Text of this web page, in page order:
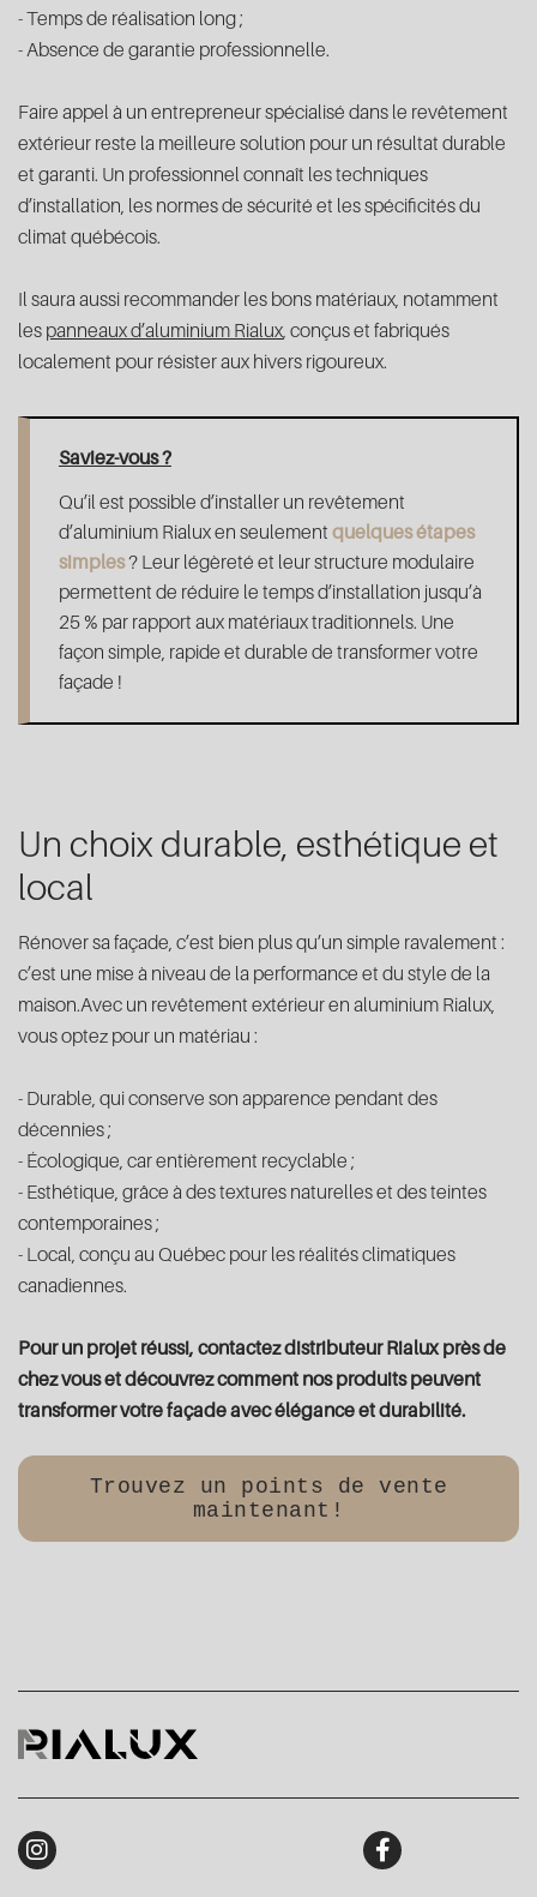
- Temps de réalisation long ;
- Absence de garantie professionnelle.
Faire appel à un entrepreneur spécialisé dans le revêtement
extérieur reste la meilleure solution pour un résultat durable
et garanti. Un professionnel connaît les techniques
d’installation, les normes de sécurité et les spécificités du
climat québécois.
Il saura aussi recommander les bons matériaux, notamment
les panneaux d’aluminium Rialux, conçus et fabriqués
localement pour résister aux hivers rigoureux.
Saviez-vous ?
Qu’il est possible d’installer un revêtement
d’aluminium Rialux en seulement quelques étapes
simples? Leur légèreté et leur structure modulaire
permettent de réduire le temps d’installation jusqu’à
25 % par rapport aux matériaux traditionnels. Une
façon simple, rapide et durable de transformer votre
façade !
Un choix durable, esthétique et
local
Rénover sa façade, c’est bien plus qu’un simple ravalement :
c’est une mise à niveau de la performance et du style de la
maison.Avec un revêtement extérieur en aluminium Rialux,
vous optez pour un matériau :
- Durable, qui conserve son apparence pendant des
décennies ;
- Écologique, car entièrement recyclable ;
- Esthétique, grâce à des textures naturelles et des teintes
contemporaines ;
- Local, conçu au Québec pour les réalités climatiques
canadiennes.
Pour un projet réussi, contactez distributeur Rialux près de
chez vous et découvrez comment nos produits peuvent
transformer votre façade avec élégance et durabilité.
Trouvez un points de vente
maintenant!